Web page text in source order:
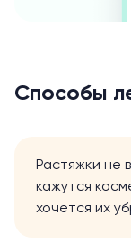
Способы
Растяжки не
кажутся
хочется их